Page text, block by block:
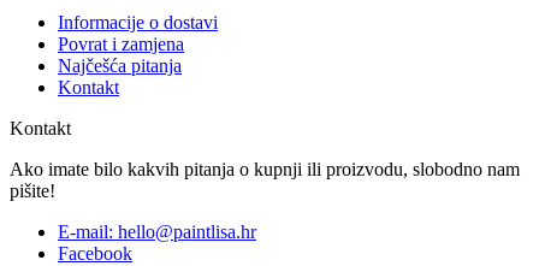
Informacije o dostavi
Povrat i zamjena
Najčešća pitanja
Kontakt
Kontakt
Ako imate bilo kakvih pitanja o kupnji ili proizvodu, slobodno nam
pišite!
E-mail: hello@paintlisa.hr
Facebook